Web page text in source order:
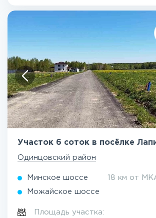
Участок 6 соток в посёлке
Одинцовский район
Минское шоссе 18 км от
Можайское шоссе
Площадь участка: